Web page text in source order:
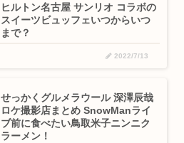
ヒルトン名古屋 サンリオ コラボの
スイーツビュッフェいつからいつ
まで？
2022/7/13
せっかくグルメラウール 深澤辰哉
ロケ撮影店まとめ SnowManライ
ブ前に食べたい鳥取米子ニンニク
ラーメン！